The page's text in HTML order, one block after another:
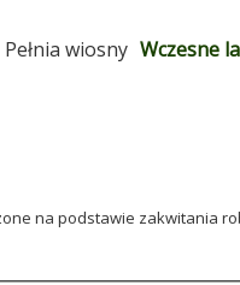
Pełnia wiosny Wczesne
na podstawie zakwitania